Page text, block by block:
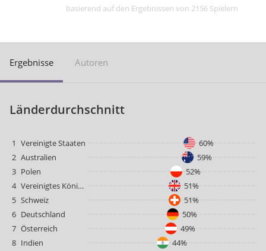
basierend auf den Ergebnissen von 2156 Spielern
Ergebnisse Autoren
Länderdurchschnitt
1 Vereinigte Staaten
60%
2 Australien
59%
3 Polen
52%
4
Vereinigtes Königreich
51%
5 Schweiz
51%
6 Deutschland
50%
7 Österreich
49%
8 Indien 44%